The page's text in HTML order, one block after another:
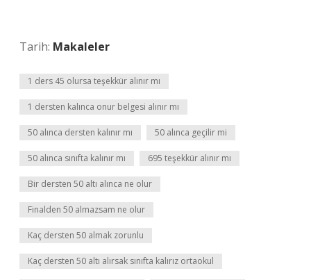
Tarih: Makaleler
1 ders 45 olursa teşekkür alınır mı
1 dersten kalınca onur belgesi alınır mı
50 alınca dersten kalınır mı 50 alınca geçilir mi
50 alınca sınıfta kalınır mı 695 teşekkür alınır mı
Bir dersten 50 altı alınca ne olur
Finalden 50 almazsam ne olur
Kaç dersten 50 almak zorunlu
Kaç dersten 50 altı alırsak sınıfta kalırız ortaokul